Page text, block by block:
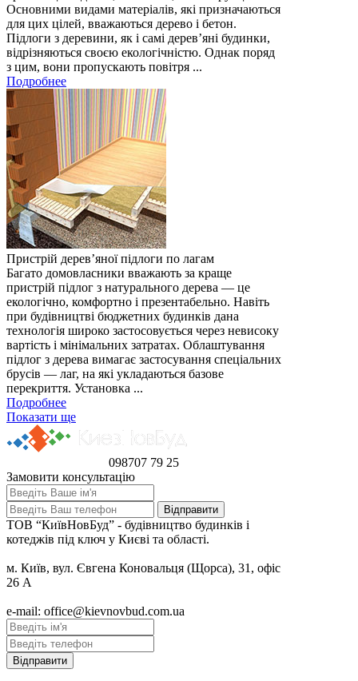
Основними видами матеріалів, які призначаються
для цих цілей, вважаються дерево і бетон.
Підлоги з деревини, як і самі дерев’яні будинки,
відрізняються своєю екологічністю. Однак поряд
з цим, вони пропускають повітря ...
Подробнее
Пристрій дерев’яної підлоги по лагам
Багато домовласники вважають за краще
пристрій підлог з натурального дерева — це
екологічно, комфортно і презентабельно. Навіть
при будівництві бюджетних будинків дана
технологія широко застосовується через невисоку
вартість і мінімальних затратах. Облаштування
підлог з дерева вимагає застосування спеціальних
брусів — лаг, на які укладаються базове
перекриття. Установка ...
Подробнее
Показати ще
098707 79 25
Замовити консультацію
ТОВ “КиївНовБуд” - будівництво будинків і
котеджів під ключ у Києві та області.
м. Київ, вул. Євгена Коновальця (Щорса), 31, офіс
26 А
e-mail: office@kievnovbud.com.ua